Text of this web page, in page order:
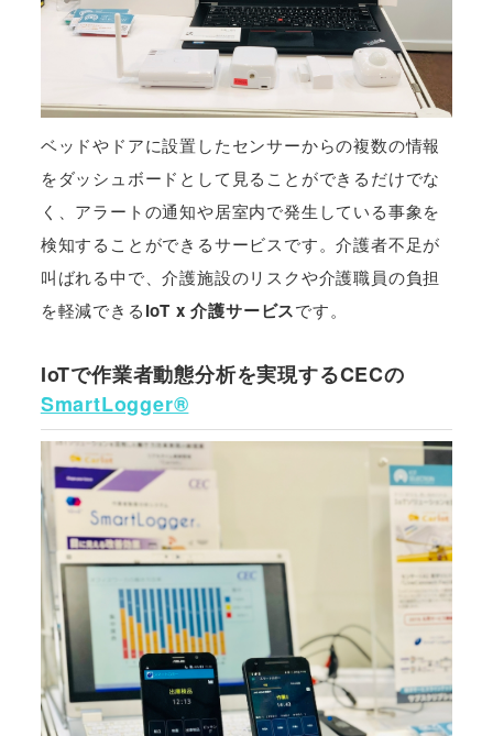
ベッドやドアに設置したセンサーからの複数の情報
をダッシュボードとして見ることができるだけでな
く、アラートの通知や居室内で発生している事象を
検知することができるサービスです。介護者不足が
叫ばれる中で、介護施設のリスクや介護職員の負担
を軽減できるIoT x 介護サービスです。
IoTで作業者動態分析を実現するCECの
SmartLogger®️